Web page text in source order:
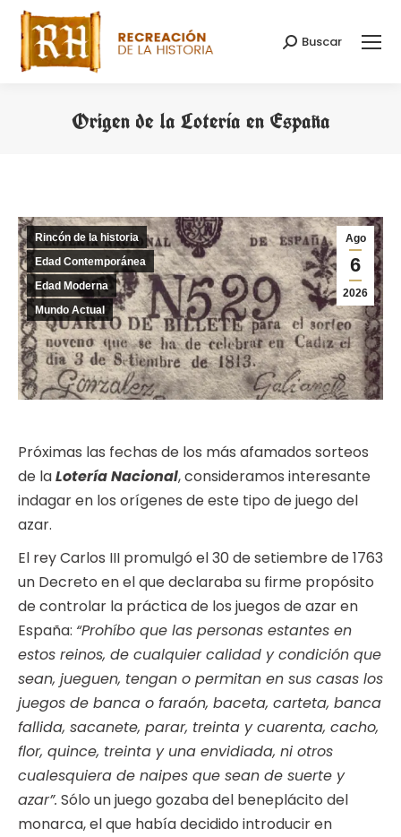
Buscar:
Buscar
Origen de la Lotería en España
Ago
6
2026
Rincón de la historia
Edad Contemporánea
Edad Moderna
Mundo Actual
Próximas las fechas de los más afamados sorteos
de laLotería Nacional, consideramos interesante
indagar en los orígenes de este tipo de juego del
azar.
El rey Carlos III promulgó el 30 de setiembre de 1763
un Decreto en el que declaraba su firme propósito
de controlar la práctica de los juegos de azar en
España: “Prohíbo que las personas estantes en
estos reinos, de cualquier calidad y condición que
sean, jueguen, tengan o permitan en sus casas los
juegos de banca o faraón, baceta, carteta, banca
fallida, sacanete, parar, treinta y cuarenta, cacho,
flor, quince, treinta y una envidiada, ni otros
cualesquiera de naipes que sean de suerte y
azar”. Sólo un juego gozaba del beneplácito del
monarca, el que había decidido introducir en